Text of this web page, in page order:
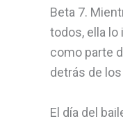
Beta 7.
todos, ella lo
como parte
detrás de
El día del